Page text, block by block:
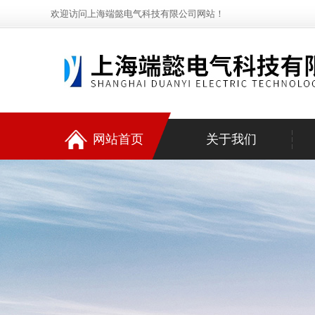
欢迎访问上海端懿电气科技有限公司网站！
网站首页 关于我们